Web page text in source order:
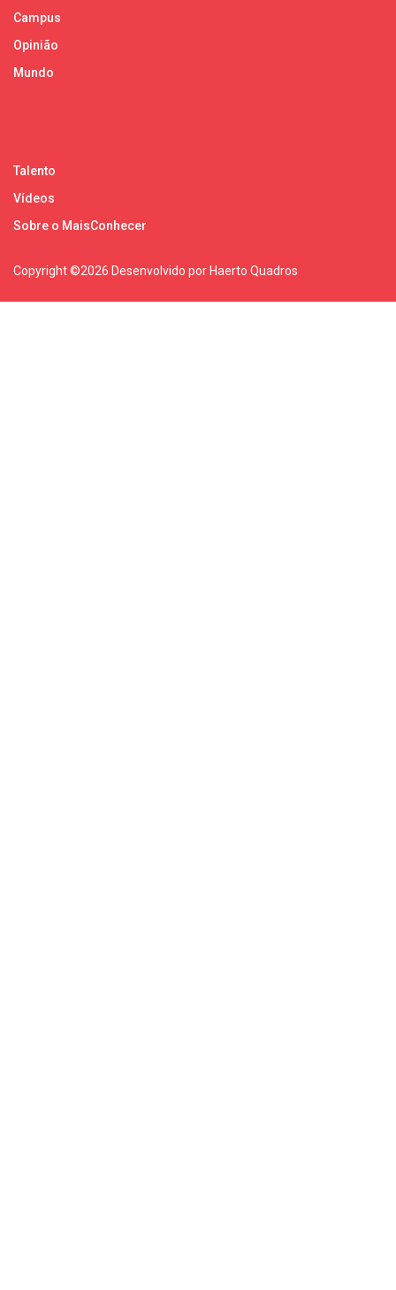
Campus
Opinião
Mundo
Talento
Vídeos
Sobre o MaisConhecer
Copyright ©2026 Desenvolvido por Haerto Quadros